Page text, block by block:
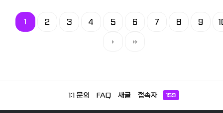
1 2 3 4 5 6 7 8 9
1:1 문의 FAQ 새글 접속자 159